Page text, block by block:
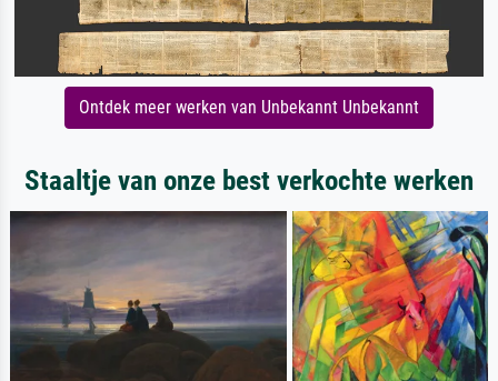
Ontdek meer werken van Unbekannt Unbekannt
Staaltje van onze best verkochte werken